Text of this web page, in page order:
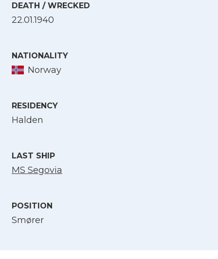
DEATH / WRECKED
22.01.1940
NATIONALITY
Norway
RESIDENCY
Halden
LAST SHIP
MS Segovia
POSITION
Smører
Select Language
Norsk bokmål